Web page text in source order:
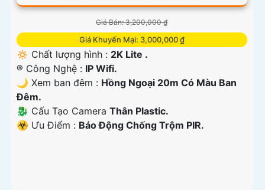
Giá Bán: 3,200,000 ₫
Giá Khuyến Mại: 3,000,000 ₫
🔅 Chất lượng hình : 2K Lite .
®️ Công Nghệ : IP Wifi.
🌙 Xem ban đêm : Hồng Ngoại 20m Có Màu Ban
Đêm.
🐉️ Cấu Tạo Camera Thân Plastic.
️☣️ Ưu Điểm : Báo Động Chống Trộm PIR.